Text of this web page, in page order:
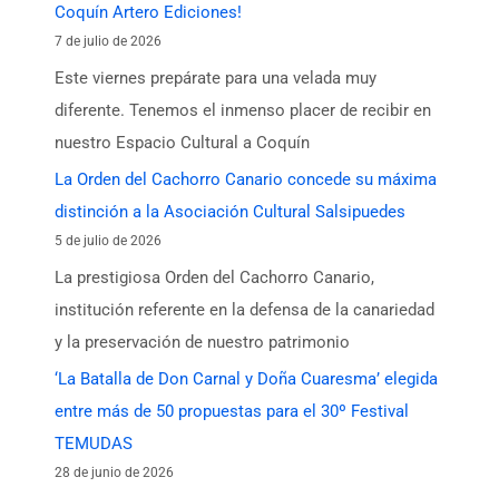
Coquín Artero Ediciones!
7 de julio de 2026
Este viernes prepárate para una velada muy
diferente. Tenemos el inmenso placer de recibir en
nuestro Espacio Cultural a Coquín
La Orden del Cachorro Canario concede su máxima
distinción a la Asociación Cultural Salsipuedes
5 de julio de 2026
La prestigiosa Orden del Cachorro Canario,
institución referente en la defensa de la canariedad
y la preservación de nuestro patrimonio
‘La Batalla de Don Carnal y Doña Cuaresma’ elegida
entre más de 50 propuestas para el 30º Festival
TEMUDAS
28 de junio de 2026